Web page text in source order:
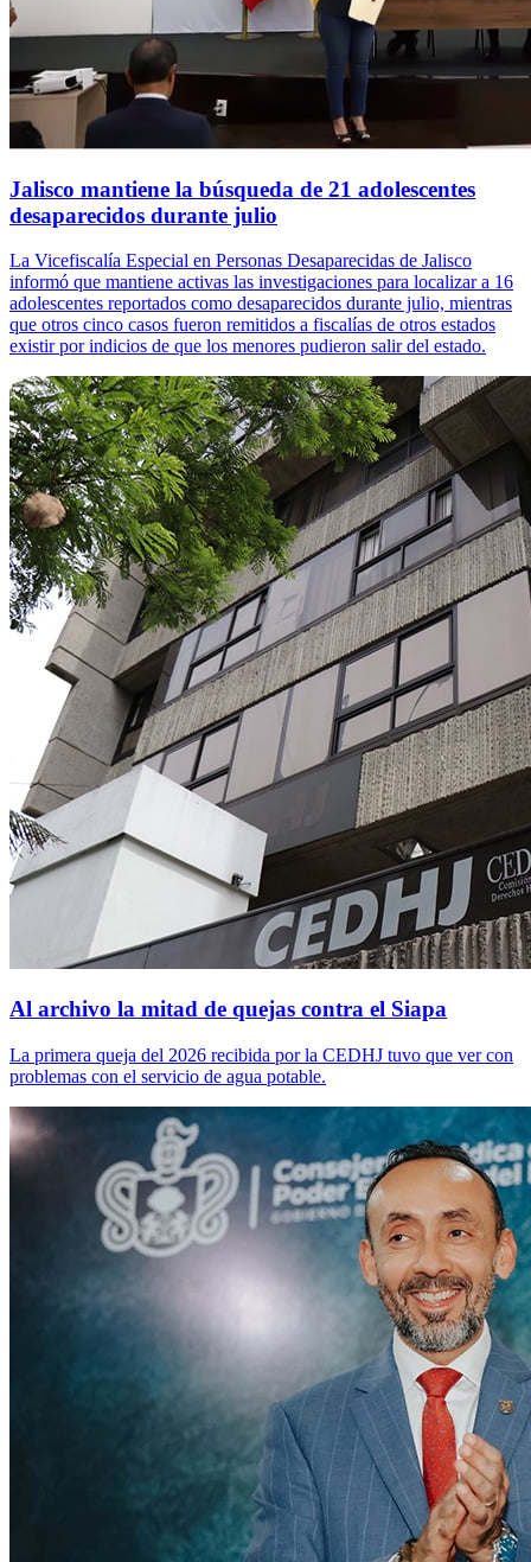
Jalisco mantiene la búsqueda de 21 adolescentes
desaparecidos durante julio
La Vicefiscalía Especial en Personas Desaparecidas de Jalisco
informó que mantiene activas las investigaciones para localizar a 16
adolescentes reportados como desaparecidos durante julio, mientras
que otros cinco casos fueron remitidos a fiscalías de otros estados
existir por indicios de que los menores pudieron salir del estado.
Al archivo la mitad de quejas contra el Siapa
La primera queja del 2026 recibida por la CEDHJ tuvo que ver con
problemas con el servicio de agua potable.